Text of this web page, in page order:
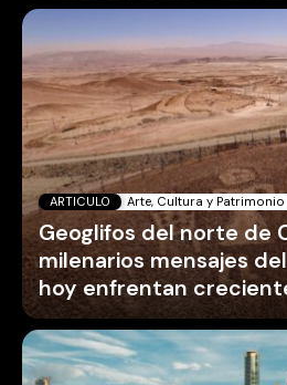
ARTICULO Arte, Cultura y Patrimonio
Geoglifos del norte de
milenarios mensajes
hoy enfrentan